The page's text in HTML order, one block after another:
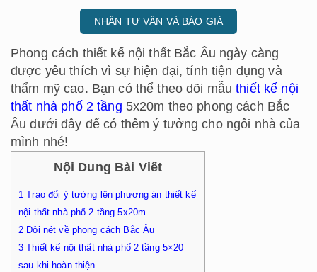
NHẬN TƯ VẤN VÀ BÁO GIÁ
Phong cách thiết kế nội thất Bắc Âu ngày càng
được yêu thích vì sự hiện đại, tính tiện dụng và
thẩm mỹ cao. Bạn có thể theo dõi mẫuthiết kế nội
thất nhà phố 2 tầng 5x20m theo phong cách Bắc
Âu dưới đây để có thêm ý tưởng cho ngôi nhà của
mình nhé!
Nội Dung Bài Viết
1 Trao đổi ý tưởng lên phương án thiết kế
nội thất nhà phố 2 tầng 5x20m
2 Đôi nét về phong cách Bắc Âu
3 Thiết kế nội thất nhà phố 2 tầng 5×20
sau khi hoàn thiện